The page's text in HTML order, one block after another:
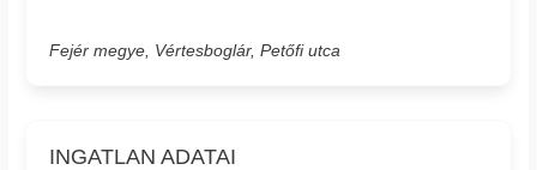
Fejér megye, Vértesboglár, Petőfi utca
INGATLAN ADATAI